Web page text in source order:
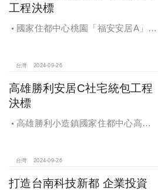
工程決標
國家住都中心桃園「福安安居A」社
台灣 2024-09-26
高雄勝利安居C社宅統包工程
決標
高雄勝利小造鎮國家住都中心高雄
台灣 2024-09-26
打造台南科技新都 企業投資